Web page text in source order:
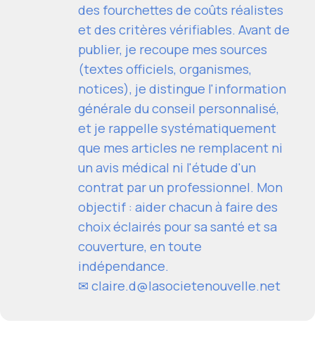
des fourchettes de coûts réalistes
et des critères vérifiables. Avant de
publier, je recoupe mes sources
(textes officiels, organismes,
notices), je distingue l'information
générale du conseil personnalisé,
et je rappelle systématiquement
que mes articles ne remplacent ni
un avis médical ni l'étude d'un
contrat par un professionnel. Mon
objectif : aider chacun à faire des
choix éclairés pour sa santé et sa
couverture, en toute
indépendance.
✉ claire.d@lasocietenouvelle.net